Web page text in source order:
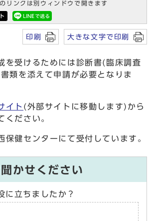
リンクは別ウィンドウで開きます
印刷 大きな文字で印刷
を受けるためには診断書(臨床調査
類を添えて申請が必要となりま
イト (外部サイトに移動します)から
ください。
保健センターにて受付しています。
かせください
に立ちましたか？